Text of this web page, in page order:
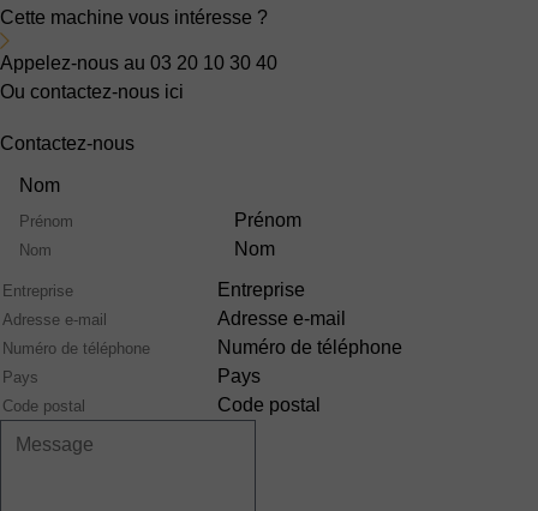
Cette machine vous intéresse ?
Appelez-nous au 03 20 10 30 40
Ou contactez-nous ici
Contactez-nous
Prénom
Nom
Nom
Entreprise
Adresse e-mail
Numéro de téléphone
Pays
Code postal